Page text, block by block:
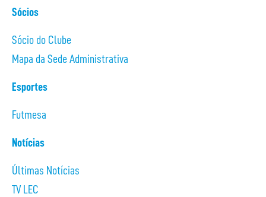
Sócios
Sócio do Clube
Mapa da Sede Administrativa
Esportes
Futmesa
Notícias
Últimas Notícias
TV LEC